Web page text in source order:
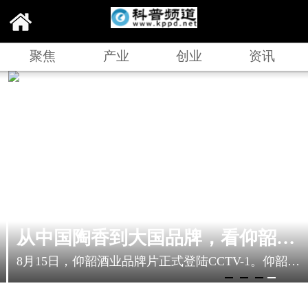
聚焦 产业 创业 资讯
从中国陶香到大国品牌，看仰韶的品牌进阶之路
8月15日，仰韶酒业品牌片正式登陆CCTV-1。仰韶品牌故事片集中展现了